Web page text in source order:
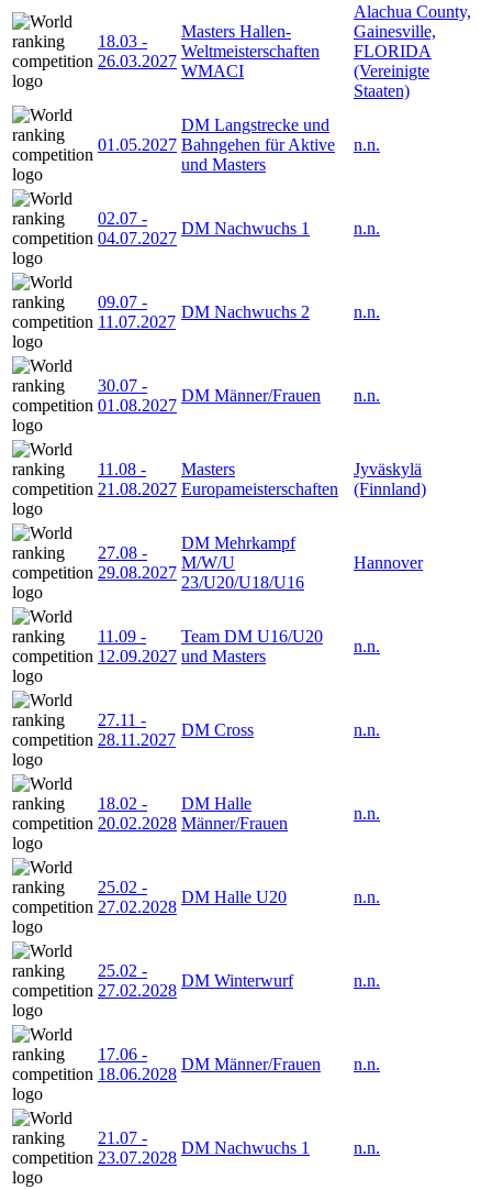
18.03 -
26.03.2027
Masters Hallen-
Weltmeisterschaften
WMACI
Alachua County,
Gainesville,
FLORIDA
(Vereinigte
Staaten)
01.05.2027
DM Langstrecke und
Bahngehen für Aktive
und Masters
n.n.
02.07 -
04.07.2027
DM Nachwuchs 1 n.n.
09.07 -
11.07.2027
DM Nachwuchs 2 n.n.
30.07 -
01.08.2027
DM Männer/Frauen n.n.
11.08 -
21.08.2027
Masters
Europameisterschaften
Jyväskylä
(Finnland)
27.08 -
29.08.2027
DM Mehrkampf
M/W/U
23/U20/U18/U16
Hannover
11.09 -
12.09.2027
Team DM U16/U20
und Masters
n.n.
27.11 -
28.11.2027
DM Cross n.n.
18.02 -
20.02.2028
DM Halle
Männer/Frauen
n.n.
25.02 -
27.02.2028
DM Halle U20 n.n.
25.02 -
27.02.2028
DM Winterwurf n.n.
17.06 -
18.06.2028
DM Männer/Frauen n.n.
21.07 -
23.07.2028
DM Nachwuchs 1 n.n.